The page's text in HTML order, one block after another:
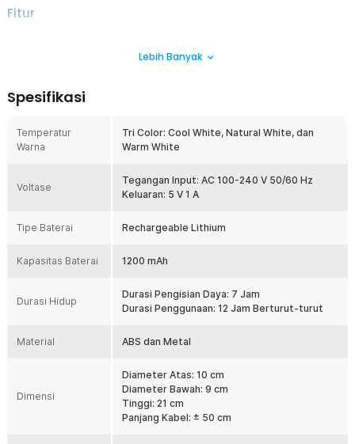
Fitur
Kesan mewah dan premium tampak pada lampu meja hias ini. Hal ini
tak biasa di meja kamar, bar, atau restoran.
Warna cahaya yang dipancarkan dapat mempengaruhi suasana di
sekitarnya. Itulah mengapa lampu meja hias ini dibekali dengan 3
white. Pilih dan nyalakan warna cahaya terbaik sesuai keinginan
Anda.
Bodi lampu ini dibuat dengan material metal yang dikenal kuat.
digunakan dalam jangka waktu yang lama. Pada bagian bawah
lampu ini tidak mudah bergeser saat Anda letakkan di meja.
Canggih dengan Sistem Sentuh
mengatur penggunaan cahaya membuat lampu meja ini tampak
cahaya atau mengatur tingkat kecerahannya.
Dengan Baterai Isi Ulang
Tidak perlu repot lagi membeli baterai secara terpisah karena
lampu ini menggunakan baterai built-in yang bisa Anda isi ulang
Lebih Banyak
Spesifikasi
Temperatur
Warna
Tri Color: Cool White, Natural White, dan
Warm White
Voltase
Tegangan Input: AC 100-240 V 50/60 Hz
Keluaran: 5 V 1 A
Tipe Baterai Rechargeable Lithium
Kapasitas Baterai 1200 mAh
Durasi Hidup
Durasi Pengisian Daya: 7 Jam
Durasi Penggunaan: 12 Jam Berturut-turut
Material ABS dan Metal
Dimensi
Diameter Atas: 10 cm
Diameter Bawah: 9 cm
Tinggi: 21 cm
Panjang Kabel: ± 50 cm